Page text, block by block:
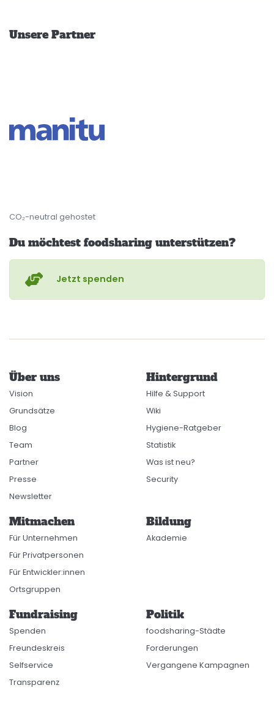
Unsere Partner
CO₂-neutral gehostet
Du möchtest foodsharing unterstützen?
Jetzt spenden
Über uns
Vision
Grundsätze
Blog
Team
Partner
Presse
Newsletter
Hintergrund
Hilfe & Support
Wiki
Hygiene-Ratgeber
Statistik
Was ist neu?
Security
Mitmachen
Für Unternehmen
Für Privatpersonen
Für Entwickler:innen
Ortsgruppen
Bildung
Akademie
Fundraising
Spenden
Freundeskreis
Selfservice
Transparenz
Politik
foodsharing-Städte
Forderungen
Vergangene Kampagnen